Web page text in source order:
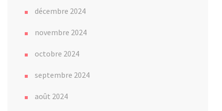
décembre 2024
novembre 2024
octobre 2024
septembre 2024
août 2024